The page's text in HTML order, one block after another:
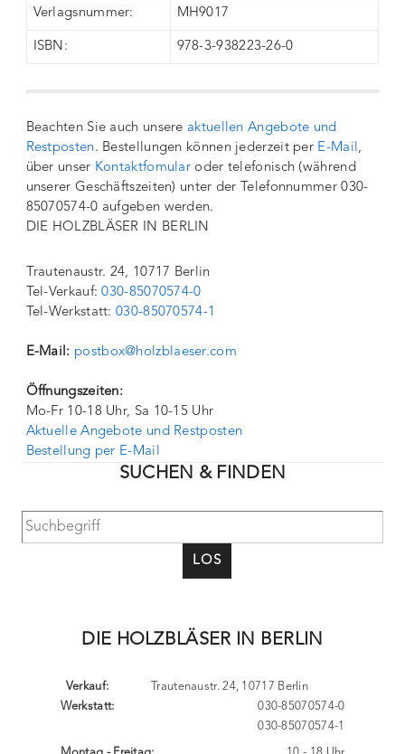
Verlagsnummer: MH9017
ISBN: 978-3-938223-26-0
Beachten Sie auch unsere aktuellen Angebote und
Restposten. Bestellungen können jederzeit per E-Mail,
über unser Kontaktfomular oder telefonisch (während
unserer Geschäftszeiten) unter der Telefonnummer 030-
85070574-0 aufgeben werden.
DIE HOLZBLÄSER IN BERLIN
Trautenaustr. 24, 10717 Berlin
Tel-Verkauf:030-85070574-0
Tel-Werkstatt:030-85070574-1
E-Mail: postbox@holzblaeser.com
Öffnungszeiten:
Mo-Fr 10-18 Uhr, Sa 10-15 Uhr
Aktuelle Angebote und Restposten
Bestellung per E-Mail
SUCHEN & FINDEN
LOS
DIE HOLZBLÄSER IN BERLIN
Trautenaustr. 24, 10717 Berlin
Verkauf:
Werkstatt:
030-85070574-0
030-85070574-1